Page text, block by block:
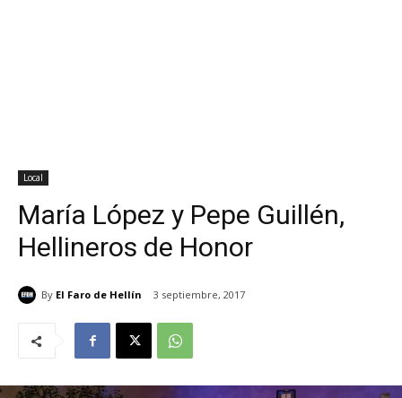
Local
María López y Pepe Guillén,
Hellineros de Honor
By El Faro de Hellín 3 septiembre, 2017